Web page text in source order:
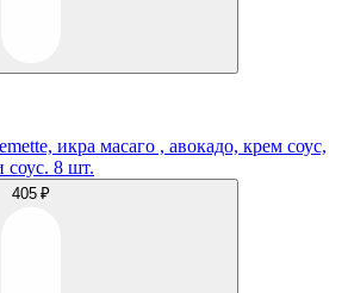
икра масаго , авокадо, крем соус,
соус. 8 шт.
405 ₽